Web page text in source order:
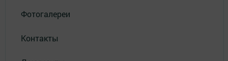
Фотогалереи
Контакты